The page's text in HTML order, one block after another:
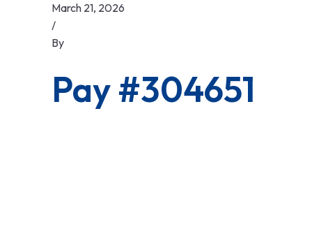
March 21, 2026
/
By
Pay #304651